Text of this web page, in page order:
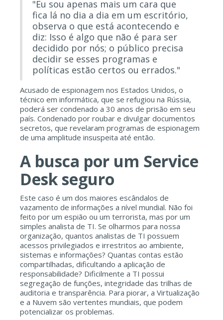
"Eu sou apenas mais um cara que
fica lá no dia a dia em um escritório,
observa o que está acontecendo e
diz: Isso é algo que não é para ser
decidido por nós; o público precisa
decidir se esses programas e
políticas estão certos ou errados."
Acusado de espionagem nos Estados Unidos, o
técnico em informática, que se refugiou na Rússia,
poderá ser condenado a 30 anos de prisão em seu
país. Condenado por roubar e divulgar documentos
secretos, que revelaram programas de espionagem
de uma amplitude insuspeita até então.
A busca por um Service
Desk seguro
Este caso é um dos maiores escândalos de
vazamento de informações a nível mundial. Não foi
feito por um espião ou um terrorista, mas por um
simples analista de TI. Se olharmos para nossa
organização, quantos analistas de TI possuem
acessos privilegiados e irrestritos ao ambiente,
sistemas e informações? Quantas contas estão
compartilhadas, dificultando a aplicação de
responsabilidade? Dificilmente a TI possui
segregação de funções, integridade das trilhas de
auditoria e transparência. Para piorar, a Virtualização
e a Nuvem são vertentes mundiais, que podem
potencializar os problemas.